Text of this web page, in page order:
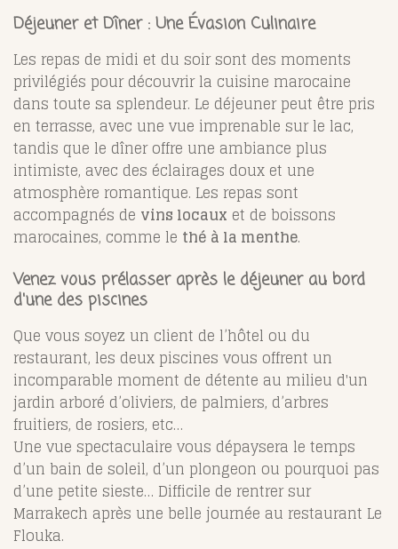
Déjeuner et Dîner : Une Évasion Culinaire
Les repas de midi et du soir sont des moments
privilégiés pour découvrir la cuisine marocaine
dans toute sa splendeur. Le déjeuner peut être pris
en terrasse, avec une vue imprenable sur le lac,
tandis que le dîner offre une ambiance plus
intimiste, avec des éclairages doux et une
atmosphère romantique. Les repas sont
accompagnés de vins locaux et de boissons
marocaines, comme le thé à la menthe.
Venez vous prélasser après le déjeuner au bord
d'une des piscines
Que vous soyez un client de l’hôtel ou du
restaurant, les deux piscines vous offrent un
incomparable moment de détente au milieu d'un
jardin arboré d’oliviers, de palmiers, d’arbres
fruitiers, de rosiers, etc…
Une vue spectaculaire vous dépaysera le temps
d’un bain de soleil, d’un plongeon ou pourquoi pas
d’une petite sieste… Difficile de rentrer sur
Marrakech après une belle journée au restaurant Le
Flouka.